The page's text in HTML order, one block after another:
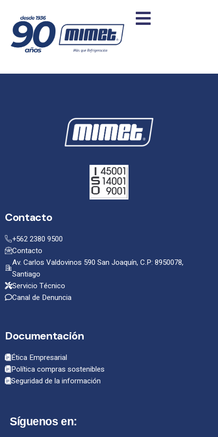
Contacto
+562 2380 9500
Contacto
Av. Carlos Valdovinos 590 San Joaquín, C.P: 8950078,
Santiago
Servicio Técnico
Canal de Denuncia
Documentación
Ética Empresarial
Política compras sostenibles
Seguridad de la información
Síguenos en: